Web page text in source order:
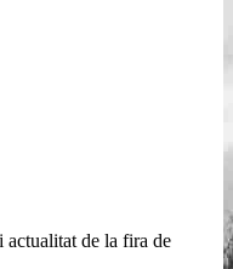
actualitat de la fira de